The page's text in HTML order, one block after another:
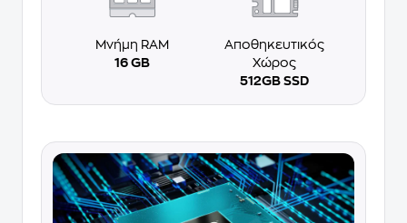
Μνήμη RAM
16 GB
Αποθηκευτικός
Χώρος
512GB SSD